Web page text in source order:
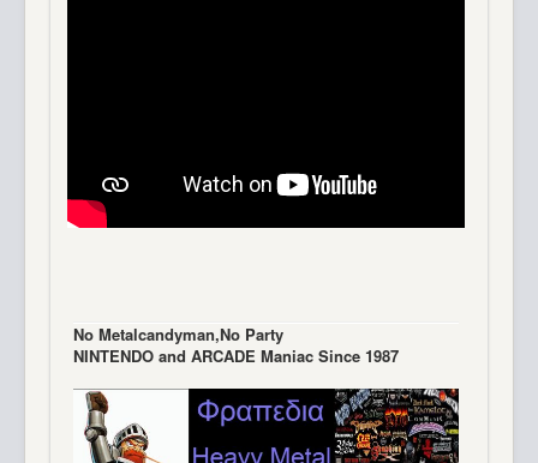
Νo Μetalcandyman,No Party
NINTENDO and ARCADE Maniac Since 1987